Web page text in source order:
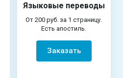
Языковые переводы
От 200 руб. за 1 страницу.
Есть апостиль.
Заказать